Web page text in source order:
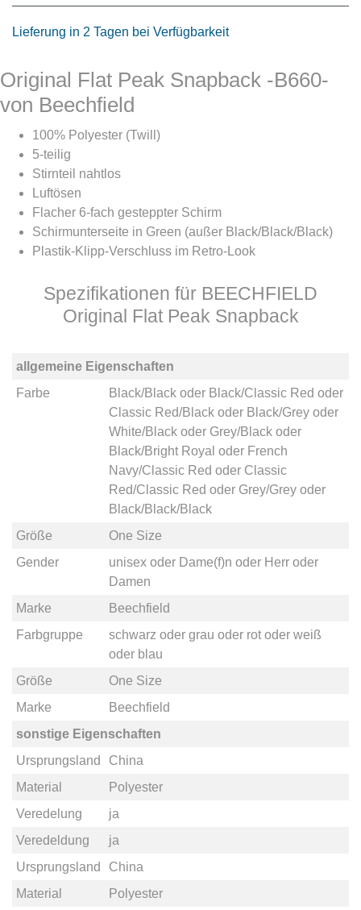
Lieferung in 2 Tagen bei Verfügbarkeit
Original Flat Peak Snapback -B660-
von Beechfield
100% Polyester (Twill)
5-teilig
Stirnteil nahtlos
Luftösen
Flacher 6-fach gesteppter Schirm
Schirmunterseite in Green (außer Black/Black/Black)
Plastik-Klipp-Verschluss im Retro-Look
Spezifikationen für BEECHFIELD
Original Flat Peak Snapback
allgemeine Eigenschaften
Farbe
Black/Blackoder Black/Classic Red oder
Classic Red/Blackoder Black/Greyoder
White/Blackoder Grey/Blackoder
Black/Bright Royal oder French
Navy/Classic Red oder Classic
Red/Classic Red oder Grey/Greyoder
Black/Black/Black
Größe
One Size
Gender
unisexoder Dame(f)n oder Herroder
Damen
Marke
Beechfield
Farbgruppe
schwarz oder grau oder rotoder weiß
oder blau
Größe
One Size
Marke
Beechfield
sonstige Eigenschaften
Ursprungsland
China
Material
Polyester
Veredelung
ja
Veredeldung
ja
Ursprungsland
China
Material
Polyester